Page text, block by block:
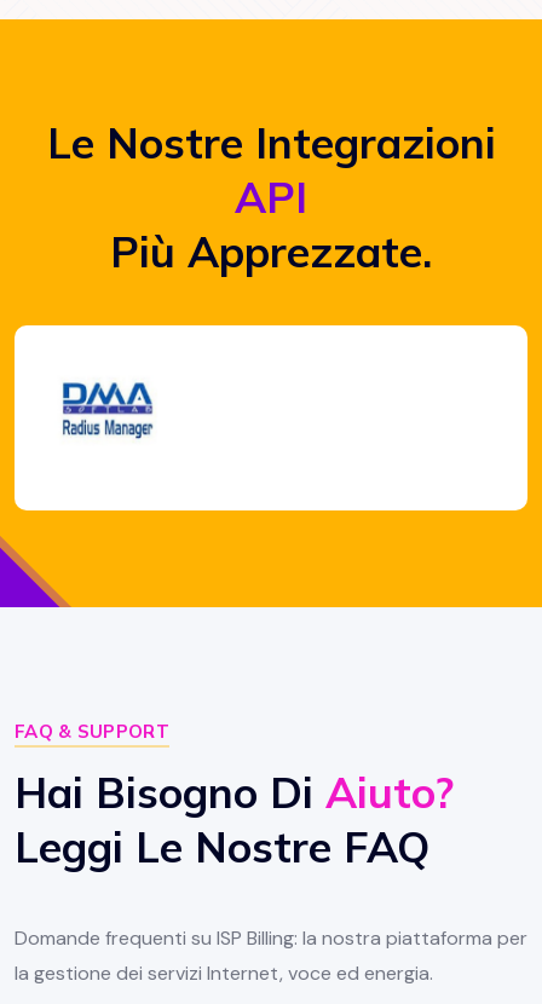
Le Nostre Integrazioni
API
Più Apprezzate.
FAQ & SUPPORT
Hai Bisogno Di Aiuto?
Leggi Le Nostre FAQ
Domande frequenti su ISP Billing: la nostra piattaforma per
la gestione dei servizi Internet, voce ed energia.